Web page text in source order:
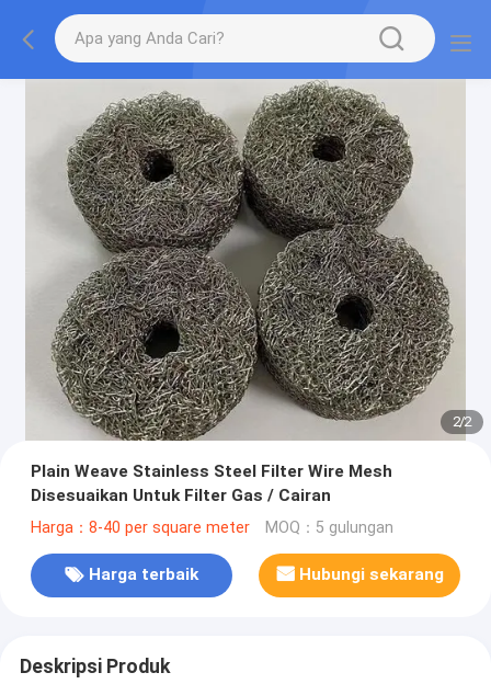
2/2
Plain Weave Stainless Steel Filter Wire Mesh
Disesuaikan Untuk Filter Gas / Cairan
Harga：8-40 per square meter MOQ：5 gulungan
Harga terbaik Hubungi sekarang
Deskripsi Produk